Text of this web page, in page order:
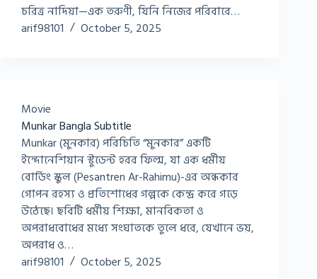
চরিত্র নাদিয়া—এক তরুণী, যিনি নিজের পরিবারে…
arif98101
October 5, 2025
Movie
Munkar Bangla Subtitle
Munkar (মুনকার) পরিচিতি “মুনকার” একটি
ইন্দোনেশিয়ান স্টুডেন্ট হরর ফিল্ম, যা এক ধর্মীয়
বোর্ডিং স্কুল (Pesantren Ar-Rahimu)-এর অন্ধকার
গোপন রহস্য ও প্রতিশোধের গল্পকে কেন্দ্র করে গড়ে
উঠেছে। ছবিটি ধর্মীয় শিক্ষা, মানবিকতা ও
অপরাধবোধের মধ্যে সংঘাতকে তুলে ধরে, যেখানে ভয়,
অপরাধ ও…
arif98101
October 5, 2025